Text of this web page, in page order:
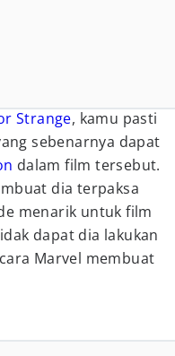
Strange, kamu pasti
sebenarnya dapat
dalam film tersebut.
dia terpaksa
menarik untuk film
dapat dia lakukan
Marvel membuat